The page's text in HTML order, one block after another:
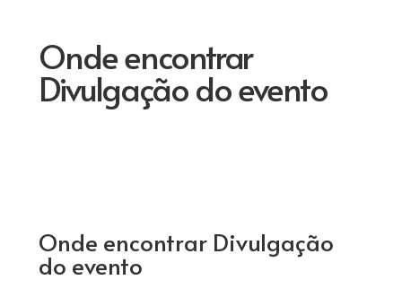
Onde encontrar
Divulgação do evento
Onde encontrar Divulgação
do evento